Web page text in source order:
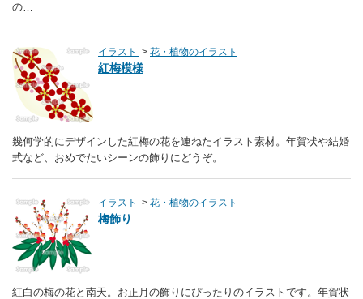
の…
イラスト 花・植物のイラスト
紅梅模様
幾何学的にデザインした紅梅の花を連ねたイラスト素材。年賀状や結婚
式など、おめでたいシーンの飾りにどうぞ。
イラスト 花・植物のイラスト
梅飾り
紅白の梅の花と南天。お正月の飾りにぴったりのイラストです。年賀状